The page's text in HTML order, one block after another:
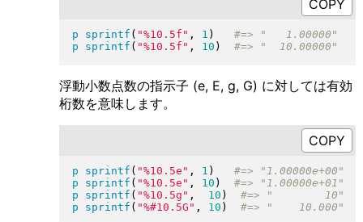
p sprintf ( "%10.5f " , 1 )
p
sprintf ( "%10.5f " , 10 )
浮動小数点数の指示子 (e, E, g, G) に対しては有効
桁数を意味します。
p sprintf ( "%10.5e " , 1 )
p
sprintf ( "%10.5e " , 10 )
p
sprintf ( "%10.5g " , 10 )
p
sprintf ( "%#10.5G " , 10 )